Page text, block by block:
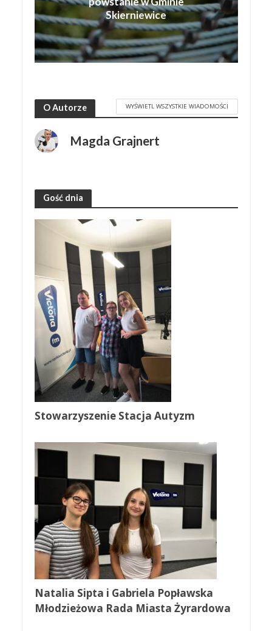
Skierniewice
O Autorze WYŚWIETL WSZYSTKIE WIADOMOŚCI
Magda Grajnert
Gość dnia
Stowarzyszenie Stacja Autyzm
Natalia Sipta i Gabriela Popławska
Młodzieżowa Rada Miasta Żyrardowa